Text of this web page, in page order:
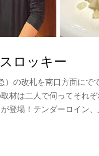
ロッキー
の改札を南口方面にで
材は二人で伺ってそれ
登場！テンダーロイン